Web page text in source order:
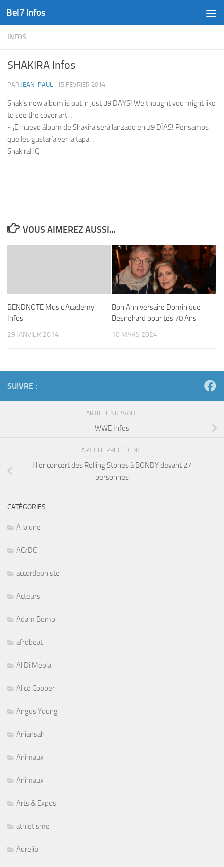
Skip to content
Bel7 Infos
INFOS
SHAKIRA Infos
PAR JEAN-PAUL · 15 FÉVRIER 2014
Shak’s new album is out in just 39 DAYS! We thought you might like
to see the cover art…
~ ¡El nuevo álbum de Shakira será lanzado en 39 DÍAS! Pensamos
que les gustaría ver la tapa…
ShakiraHQ
VOUS AIMEREZ AUSSI...
BENDNOTE Music Academy
Infos
29 JANVIER 2014
Bon Anniversaire Dominique
Besnehard pour tes 70 Ans
10 MARS 2024
SUIVRE :
ARTICLE SUIVANT
WWE Infos
ARTICLE PRÉCÉDENT
Hier concert des Rolling Stones à BONDY devant 27
personnes
CATÉGORIES
A la une
AC/DC
accordeoniste
Acteurs
Adam Bomb
afrobeat
Al Di Meola
Alice Cooper
Angus Young
Aniansah
Animaux
Animaux
Arts & Expos
athletisme
Aurelio